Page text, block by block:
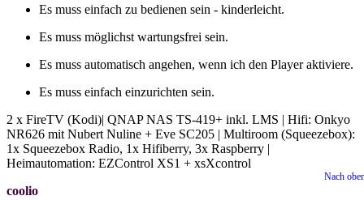
Es muss einfach zu bedienen sein - kinderleicht.
Es muss möglichst wartungsfrei sein.
Es muss automatisch angehen, wenn ich den Player aktiviere.
Es muss einfach einzurichten sein.
2 x FireTV (Kodi)| QNAP NAS TS-419+ inkl. LMS | Hifi: Onkyo
NR626 mit Nubert Nuline + Eve SC205 | Multiroom (Squeezebox):
1x Squeezebox Radio, 1x Hifiberry, 3x Raspberry |
Heimautomation: EZControl XS1 + xsXcontrol
Nach
coolio